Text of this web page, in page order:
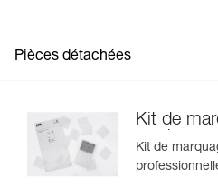
Pièces détachées
Kit de
corde
Kit de